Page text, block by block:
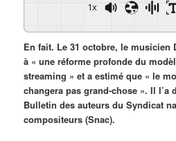
1x
En fait. Le 31 octobre, le musicien
à « une réforme profonde du
streaming » et a estimé que « le
changera pas grand-chose ». Il l’a
Bulletin des auteurs du Syndicat
compositeurs (Snac).